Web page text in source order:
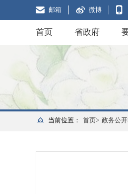
邮箱 微博
首页 省政府
当前位置： 首页> 政务公